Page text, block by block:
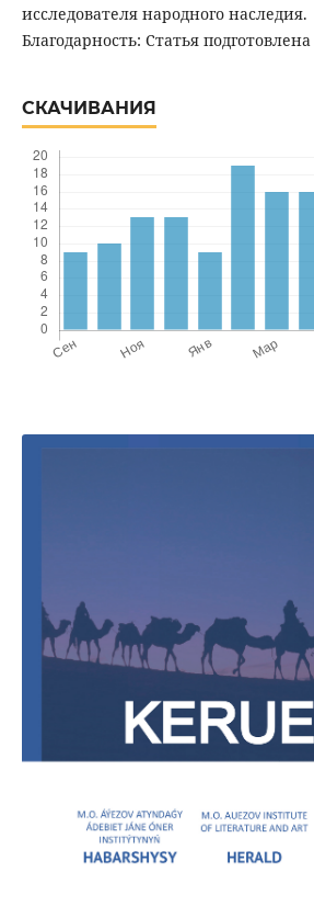
исследователя народного наследия.
Благодарность: Статья подготовлена
СКАЧИВАНИЯ